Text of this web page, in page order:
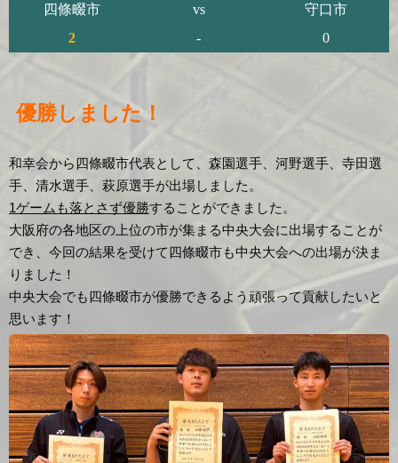
四條畷市 vs
守口市
2
- 0
優勝しました！
和幸会から四條畷市代表として、森園選手、河野選手、寺田選
手、清水選手、萩原選手が出場しました。
1ゲームも落とさず優勝することができました。
大阪府の各地区の上位の市が集まる中央大会に出場することが
でき、今回の結果を受けて四條畷市も中央大会への出場が決ま
りました！
中央大会でも四條畷市が優勝できるよう頑張って貢献したいと
思います！